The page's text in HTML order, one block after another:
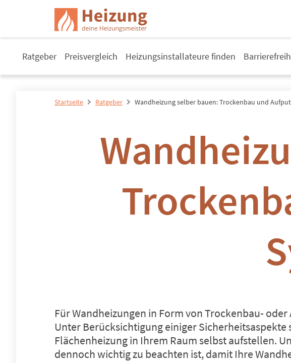
Ratgeber Preisvergleich Heizungsinstallateure finden
Startseite Ratgeber Wandheizung selber bauen: Trockenbau und
Für Wandheizungen in Form von Trockenbau-
Unter Berücksichtigung einiger
Flächenheizung in Ihrem Raum selbst aufstellen.
dennoch wichtig zu beachten ist, damit Ihre